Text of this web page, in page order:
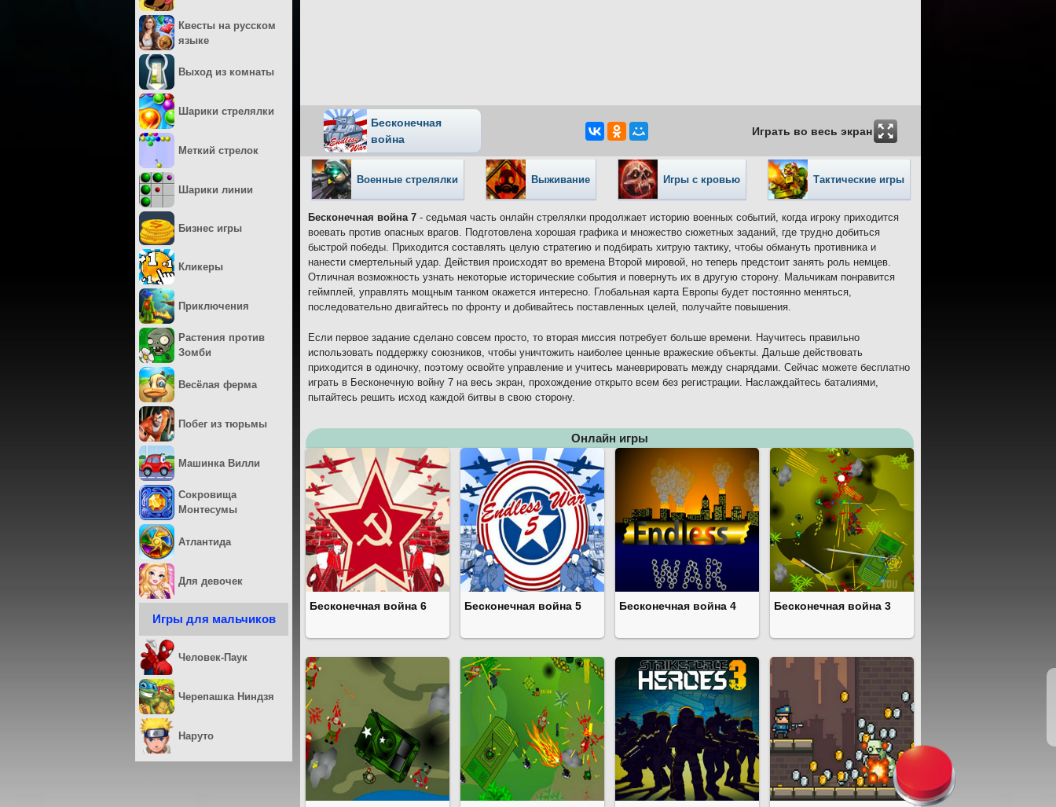
Бесконечная
война
Играть во весь экран
Военные стрелялки Выживание Игры с кровью Тактические игры
Бесконечная война 7 - седьмая часть онлайн стрелялки продолжает историю военных событий, когда игроку приходится
воевать против опасных врагов. Подготовлена хорошая графика и множество сюжетных заданий, где трудно добиться
быстрой победы. Приходится составлять целую стратегию и подбирать хитрую тактику, чтобы обмануть противника и
нанести смертельный удар. Действия происходят во времена Второй мировой, но теперь предстоит занять роль немцев.
Отличная возможность узнать некоторые исторические события и повернуть их в другую сторону. Мальчикам понравится
геймплей, управлять мощным танком окажется интересно. Глобальная карта Европы будет постоянно меняться,
последовательно двигайтесь по фронту и добивайтесь поставленных целей, получайте повышения.
Если первое задание сделано совсем просто, то вторая миссия потребует больше времени. Научитесь правильно
использовать поддержку союзников, чтобы уничтожить наиболее ценные вражеские объекты. Дальше действовать
приходится в одиночку, поэтому освойте управление и учитесь маневрировать между снарядами. Сейчас можете бесплатно
играть в Бесконечную войну 7 на весь экран, прохождение открыто всем без регистрации. Наслаждайтесь баталиями,
пытайтесь решить исход каждой битвы в свою сторону.
Онлайн игры
Бесконечная война 6 Бесконечная война 5 Бесконечная война 4 Бесконечная война 3
Квесты на русском
языке
Выход из комнаты
Шарики стрелялки
Меткий стрелок
Шарики линии
Бизнес игры
Кликеры
Приключения
Растения против
Зомби
Весёлая ферма
Побег из тюрьмы
Машинка Вилли
Сокровища
Монтесумы
Атлантида
Для девочек
Игры для мальчиков
Человек-Паук
Черепашка Ниндзя
Наруто